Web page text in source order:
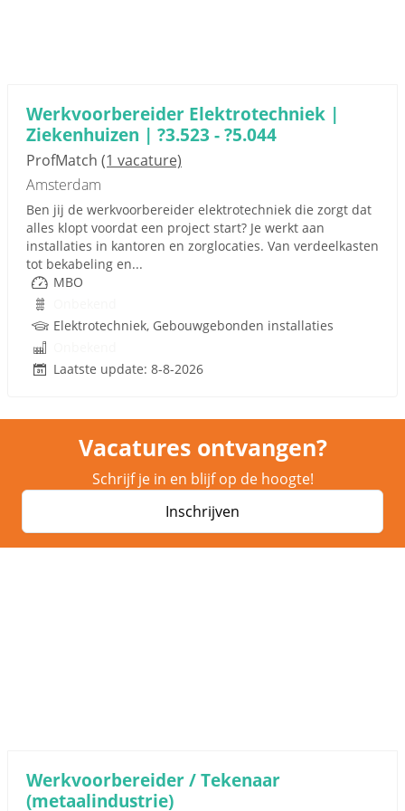
Werkvoorbereider Elektrotechniek |
Ziekenhuizen | ?3.523 - ?5.044
ProfMatch (1 vacature)
Amsterdam
Ben jij de werkvoorbereider elektrotechniek die zorgt dat
alles klopt voordat een project start? Je werkt aan
installaties in kantoren en zorglocaties. Van verdeelkasten
tot bekabeling en...
MBO
Elektrotechniek, Gebouwgebonden installaties
Laatste update: 8-8-2026
Vacatures ontvangen?
Schrijf je in en blijf op de hoogte!
Inschrijven
Werkvoorbereider / Tekenaar
(metaalindustrie)